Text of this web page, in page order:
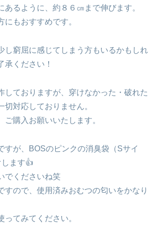
あるように、約８６㎝まで伸びます。
にもおすすめです。
し窮屈に感じてしまう方もいるかもしれ
承ください！
しておりますが、穿けなかった・破れた
切対応しておりません。
ご購入お願いいたします。
すが、BOSのピンクの消臭袋（Sサイ
ます👍
でくださいね笑
すので、使用済みおむつの匂いをかなり
ってみてください。